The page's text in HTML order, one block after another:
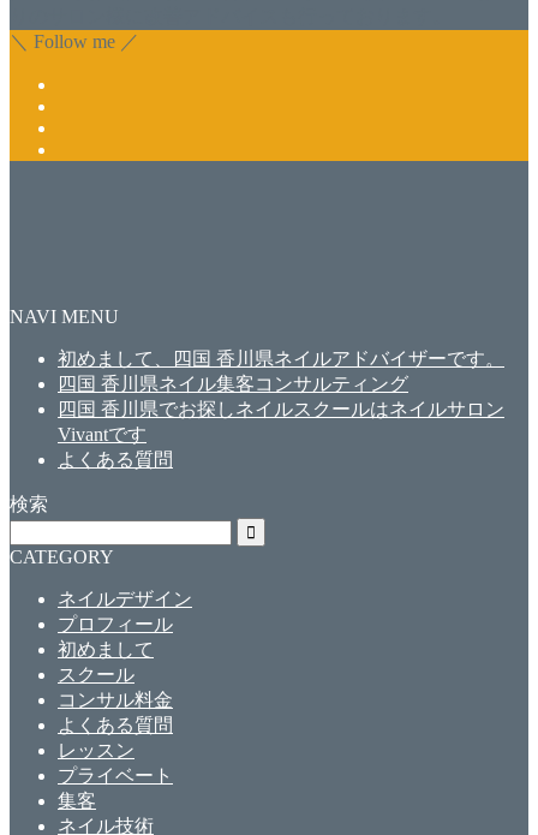
＼ Follow me ／
NAVI MENU
初めまして、四国 香川県ネイルアドバイザーです。
四国 香川県ネイル集客コンサルティング
四国 香川県でお探しネイルスクールはネイルサロン
Vivantです
よくある質問
検索
CATEGORY
ネイルデザイン
プロフィール
初めまして
スクール
コンサル料金
よくある質問
レッスン
プライベート
集客
ネイル技術